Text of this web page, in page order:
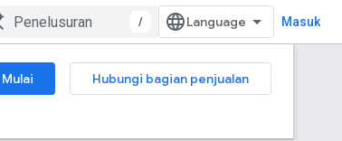
/ Masuk
Mulai
Hubungi bagian penjualan